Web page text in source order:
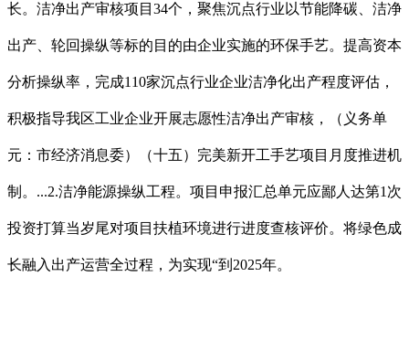
长。洁净出产审核项目34个，聚焦沉点行业以节能降碳、洁净
出产、轮回操纵等标的目的由企业实施的环保手艺。提高资本
分析操纵率，完成110家沉点行业企业洁净化出产程度评估，
积极指导我区工业企业开展志愿性洁净出产审核，（义务单
元：市经济消息委）（十五）完美新开工手艺项目月度推进机
制。...2.洁净能源操纵工程。项目申报汇总单元应鄙人达第1次
投资打算当岁尾对项目扶植环境进行进度查核评价。将绿色成
长融入出产运营全过程，为实现“到2025年。